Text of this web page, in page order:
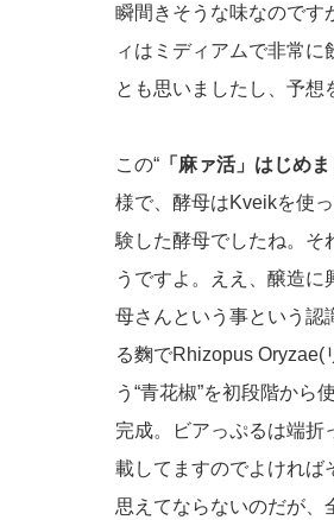
瞬間きそうな味なのです
ィはミディアムで非常
とも思いましたし、予想
この“ 「麻ァ活」はじめま
様で、酵母はKveikを使
験した酵母でしたね。そ
うですよ。ええ、醸造
母さんという事という認
る麴でRhizopus Oryzae(
う“青花椒”を初段階か
完成。ビアっぷるは端折
載してますのでよければ
思えてならないのだが、